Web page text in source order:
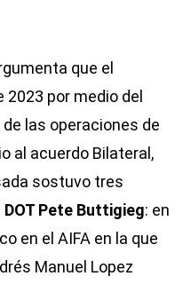
que el
por medio del
las operaciones de
al acuerdo Bilateral,
sostuvo tres
DOT Pete Buttigieg: en
en el AIFA en la que
Manuel Lopez